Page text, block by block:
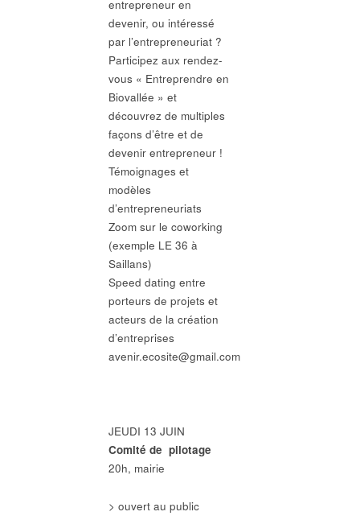
entrepreneur en
devenir, ou intéressé
par l’entrepreneuriat ?
Participez aux rendez-
vous « Entreprendre en
Biovallée » et
découvrez de multiples
façons d’être et de
devenir entrepreneur !
Témoignages et
modèles
d’entrepreneuriats
Zoom sur le coworking
(exemple LE 36 à
Saillans)
Speed dating entre
porteurs de projets et
acteurs de la création
d’entreprises
avenir.ecosite@gmail.com
JEUDI 13 JUIN
Comité de pilotage
20h, mairie
> ouvert au public